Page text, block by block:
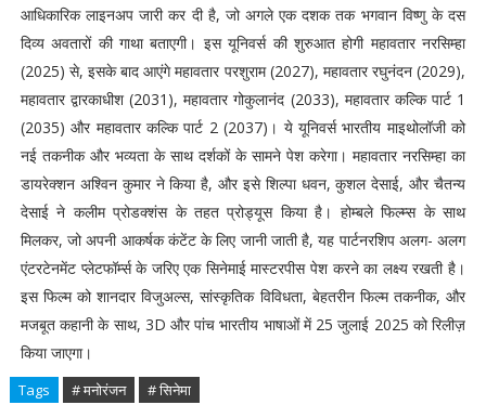
आधिकारिक लाइनअप जारी कर दी है, जो अगले एक दशक तक भगवान विष्णु के दस
दिव्य अवतारों की गाथा बताएगी। इस यूनिवर्स की शुरुआत होगी महावतार नरसिम्हा
(2025) से, इसके बाद आएंगे महावतार परशुराम (2027), महावतार रघुनंदन (2029),
महावतार द्वारकाधीश (2031), महावतार गोकुलानंद (2033), महावतार कल्कि पार्ट 1
(2035) और महावतार कल्कि पार्ट 2 (2037)। ये यूनिवर्स भारतीय माइथोलॉजी को
नई तकनीक और भव्यता के साथ दर्शकों के सामने पेश करेगा। महावतार नरसिम्हा का
डायरेक्शन अश्विन कुमार ने किया है, और इसे शिल्पा धवन, कुशल देसाई, और चैतन्य
देसाई ने कलीम प्रोडक्शंस के तहत प्रोड्यूस किया है। होम्बले फिल्म्स के साथ
मिलकर, जो अपनी आकर्षक कंटेंट के लिए जानी जाती है, यह पार्टनरशिप अलग- अलग
एंटरटेनमेंट प्लेटफॉर्म्स के जरिए एक सिनेमाई मास्टरपीस पेश करने का लक्ष्य रखती है।
इस फिल्म को शानदार विजुअल्स, सांस्कृतिक विविधता, बेहतरीन फिल्म तकनीक, और
मजबूत कहानी के साथ, 3D और पांच भारतीय भाषाओं में 25 जुलाई 2025 को रिलीज़
किया जाएगा।
Tags # मनोरंजन # सिनेमा